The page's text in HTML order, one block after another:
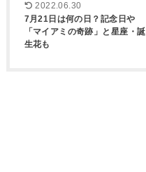
2022.06.30
7月21日は何の日？記念日や
「マイアミの奇跡」と星座・誕
生花も